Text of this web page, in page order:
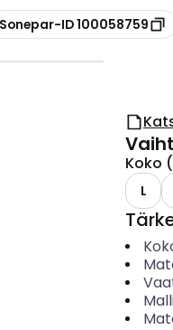
Sonepar-ID 100058759
Koko
L